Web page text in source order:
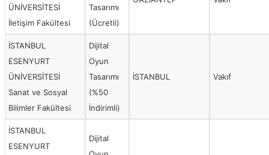
ÜNİVERSİTESİ
İletişim Fakültesi
Tasarımı
(Ücretli)
İSTANBUL
ESENYURT
ÜNİVERSİTESİ
Sanat ve Sosyal
Bilimler Fakültesi
Dijital
Oyun
Tasarımı
(%50
İndirimli)
İSTANBUL Vakıf
İSTANBUL
ESENYURT
Dijital